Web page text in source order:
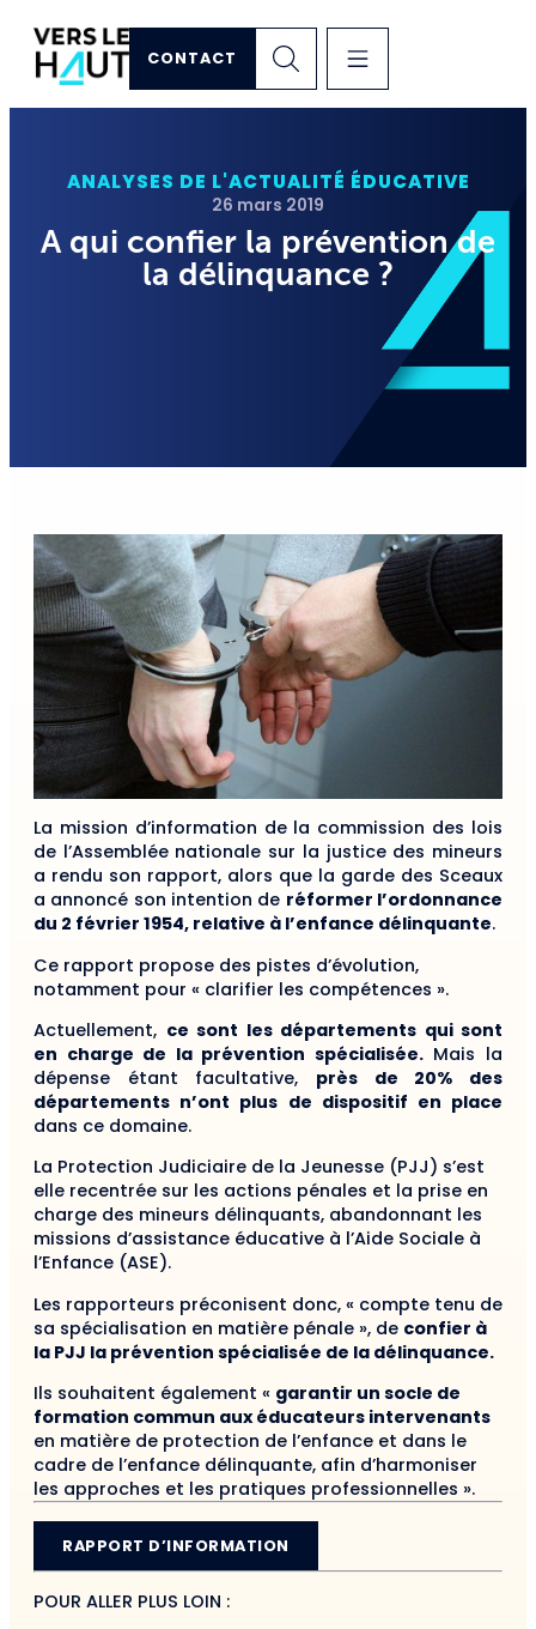
CONTACT
ANALYSES DE L'ACTUALITÉ ÉDUCATIVE
26 mars 2019
A qui confier la prévention de
la délinquance ?
La mission d’information de la commission des lois
de l’Assemblée nationale sur la justice des mineurs
a rendu son rapport, alors que la garde des Sceaux
a annoncé son intention de réformer l’ordonnance
du 2 février 1954, relative à l’enfance délinquante.
Ce rapport propose des pistes d’évolution,
notamment pour « clarifier les compétences ».
Actuellement, ce sont les départements qui sont
en charge de la prévention spécialisée.Mais la
dépense étant facultative, près de 20% des
départements n’ont plus de dispositif en place
dans ce domaine.
La Protection Judiciaire de la Jeunesse (PJJ) s’est
elle recentrée sur les actions pénales et la prise en
charge des mineurs délinquants, abandonnant les
missions d’assistance éducative à l’Aide Sociale à
l’Enfance (ASE).
Les rapporteurs préconisent donc, « compte tenu de
sa spécialisation en matière pénale », de confier à
la PJJ la prévention spécialisée de la délinquance.
Ils souhaitent également « garantir un socle de
formation commun aux éducateurs intervenants
en matière de protection de l’enfance et dans le
cadre de l’enfance délinquante, afin d’harmoniser
les approches et les pratiques professionnelles ».
RAPPORT D’INFORMATION
POUR ALLER PLUS LOIN :